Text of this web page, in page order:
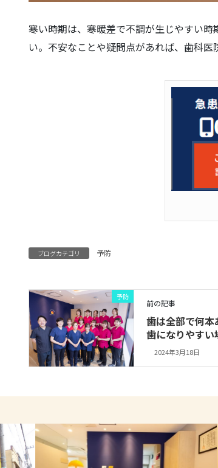
寒い時期は、寒暖差で不調が生じやすい
い。不安なことや疑問点があれば、歯科医
ブログカテゴリ 予防
予防
前の記事
歯は全部で何本
歯になりやすい
2024年3月18日